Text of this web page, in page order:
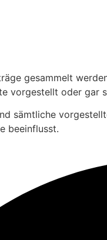
gesammelt
vorgestellt oder gar
sämtliche
beeinflusst.